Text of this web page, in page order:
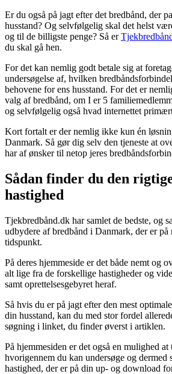
Er du også på jagt efter det bredbånd, der
husstand? Og selvfølgelig skal det helst
og til de billigste penge? Så er
du skal gå hen.
For det kan nemlig godt betale sig at
undersøgelse af, hvilken
behovene for ens husstand. For det er
valg af bredbånd, om I er 5
og selvfølgelig også hvad internettet
Kort fortalt er der nemlig ikke kun én
Danmark. Så gør dig selv den tjeneste at
har af ønsker til netop jeres
Sådan finder du den
hastighed
Tjekbredbånd.dk har samlet de bedste, og
udbydere af bredbånd i Danmark, der er
tidspunkt.
På deres hjemmeside er det både nemt og
alt lige fra de forskellige hastigheder og
samt oprettelsesgebyret heraf.
Så hvis du er på jagt efter den mest
din husstand, kan du med stor fordel
søgning i linket, du finder øverst i artiklen.
På hjemmesiden er det også en mulighed at
hvorigennem du kan undersøge og
hastighed, der er på din up- og download